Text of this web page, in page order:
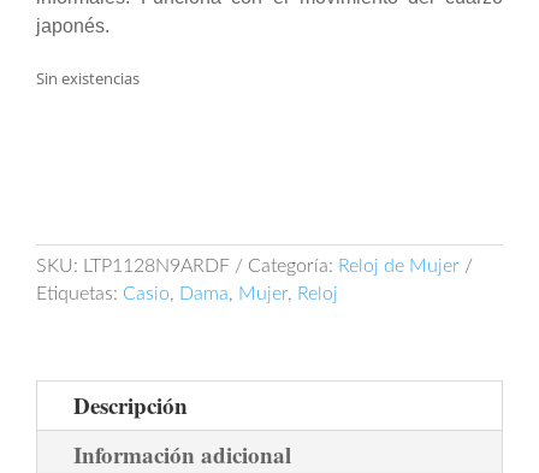
japonés.
Sin existencias
SKU: LTP1128N9ARDF Categoría: Reloj de Mujer
Etiquetas: Casio, Dama, Mujer, Reloj
Descripción
Información adicional